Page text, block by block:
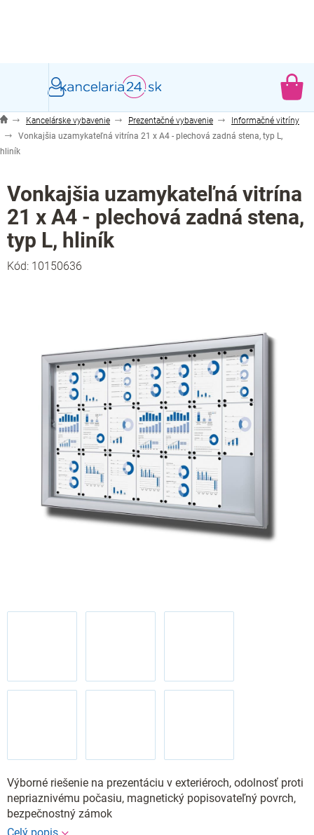
Kancelárske vybavenie Prezentačné vybavenie
Informačné vitríny
Vonkajšia uzamykateľná vitrína 21 x A4 - plechová zadná stena, typ L,
hliník
Vonkajšia uzamykateľná vitrína
21 x A4 - plechová zadná stena,
typ L, hliník
Kód: 10150636
Výborné riešenie na prezentáciu v exteriéroch, odolnosť proti
nepriaznivému počasiu, magnetický popisovateľný povrch,
bezpečnostný zámok